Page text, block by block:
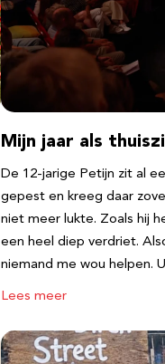
Mijn jaar als
De 12-jarige Petijn zit al
gepest en kreeg daar
niet meer lukte. Zoals hij
een heel diep verdriet.
niemand me wou helpen.
Lees meer